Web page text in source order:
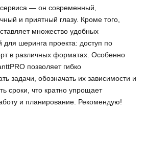
— он современный,
и приятный глазу. Кроме того,
множество удобных
для шеринга проекта: доступ по
в различных форматах. Особенно
позволяет гибко
задачи, обозначать их зависимости и
сроки, что кратно упрощает
и планирование. Рекомендую!